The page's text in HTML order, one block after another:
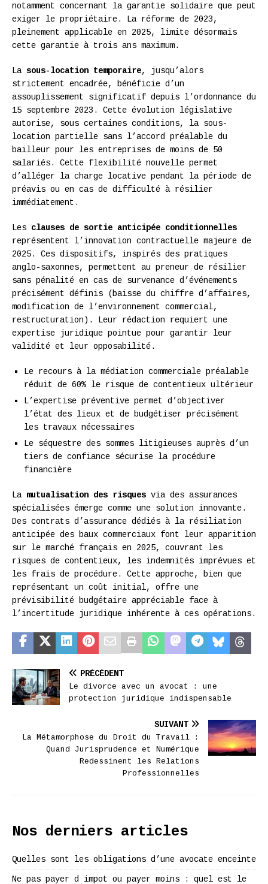
notamment concernant la garantie solidaire que peut
exiger le propriétaire. La réforme de 2023,
pleinement applicable en 2025, limite désormais
cette garantie à trois ans maximum.
La sous-location temporaire, jusqu’alors
strictement encadrée, bénéficie d’un
assouplissement significatif depuis l’ordonnance du
15 septembre 2023. Cette évolution législative
autorise, sous certaines conditions, la sous-
location partielle sans l’accord préalable du
bailleur pour les entreprises de moins de 50
salariés. Cette flexibilité nouvelle permet
d’alléger la charge locative pendant la période de
préavis ou en cas de difficulté à résilier
immédiatement.
Les clauses de sortie anticipée conditionnelles
représentent l’innovation contractuelle majeure de
2025. Ces dispositifs, inspirés des pratiques
anglo-saxonnes, permettent au preneur de résilier
sans pénalité en cas de survenance d’événements
précisément définis (baisse du chiffre d’affaires,
modification de l’environnement commercial,
restructuration). Leur rédaction requiert une
expertise juridique pointue pour garantir leur
validité et leur opposabilité.
Le recours à la médiation commerciale préalable
réduit de 60% le risque de contentieux ultérieur
L’expertise préventive permet d’objectiver
l’état des lieux et de budgétiser précisément
les travaux nécessaires
Le séquestre des sommes litigieuses auprès d’un
tiers de confiance sécurise la procédure
financière
La mutualisation des risques via des assurances
spécialisées émerge comme une solution innovante.
Des contrats d’assurance dédiés à la résiliation
anticipée des baux commerciaux font leur apparition
sur le marché français en 2025, couvrant les
risques de contentieux, les indemnités imprévues et
les frais de procédure. Cette approche, bien que
représentant un coût initial, offre une
prévisibilité budgétaire appréciable face à
l’incertitude juridique inhérente à ces opérations.
PRÉCÉDENT
Le divorce avec un avocat : une
protection juridique indispensable
SUIVANT
La Métamorphose du Droit du Travail :
Quand Jurisprudence et Numérique
Redessinent les Relations
Professionnelles
Nos derniers articles
Quelles sont les obligations d’une avocate enceinte
Ne pas payer d impot ou payer moins : quel est le